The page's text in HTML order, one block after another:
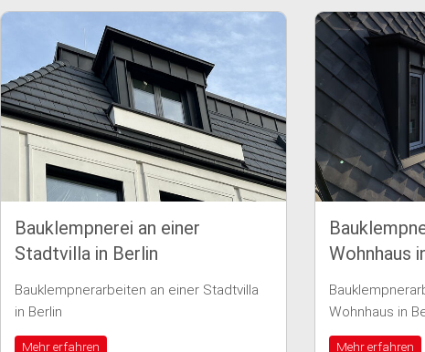
Bauklempnerarbeiten an einem
Wohnhaus in Berlin
Bauklempnerarbeiten an einem